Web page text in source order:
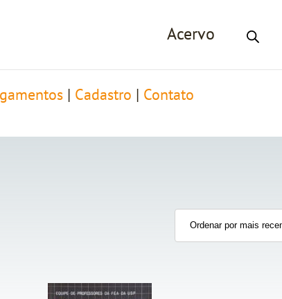
Acervo
Cadastro Contato